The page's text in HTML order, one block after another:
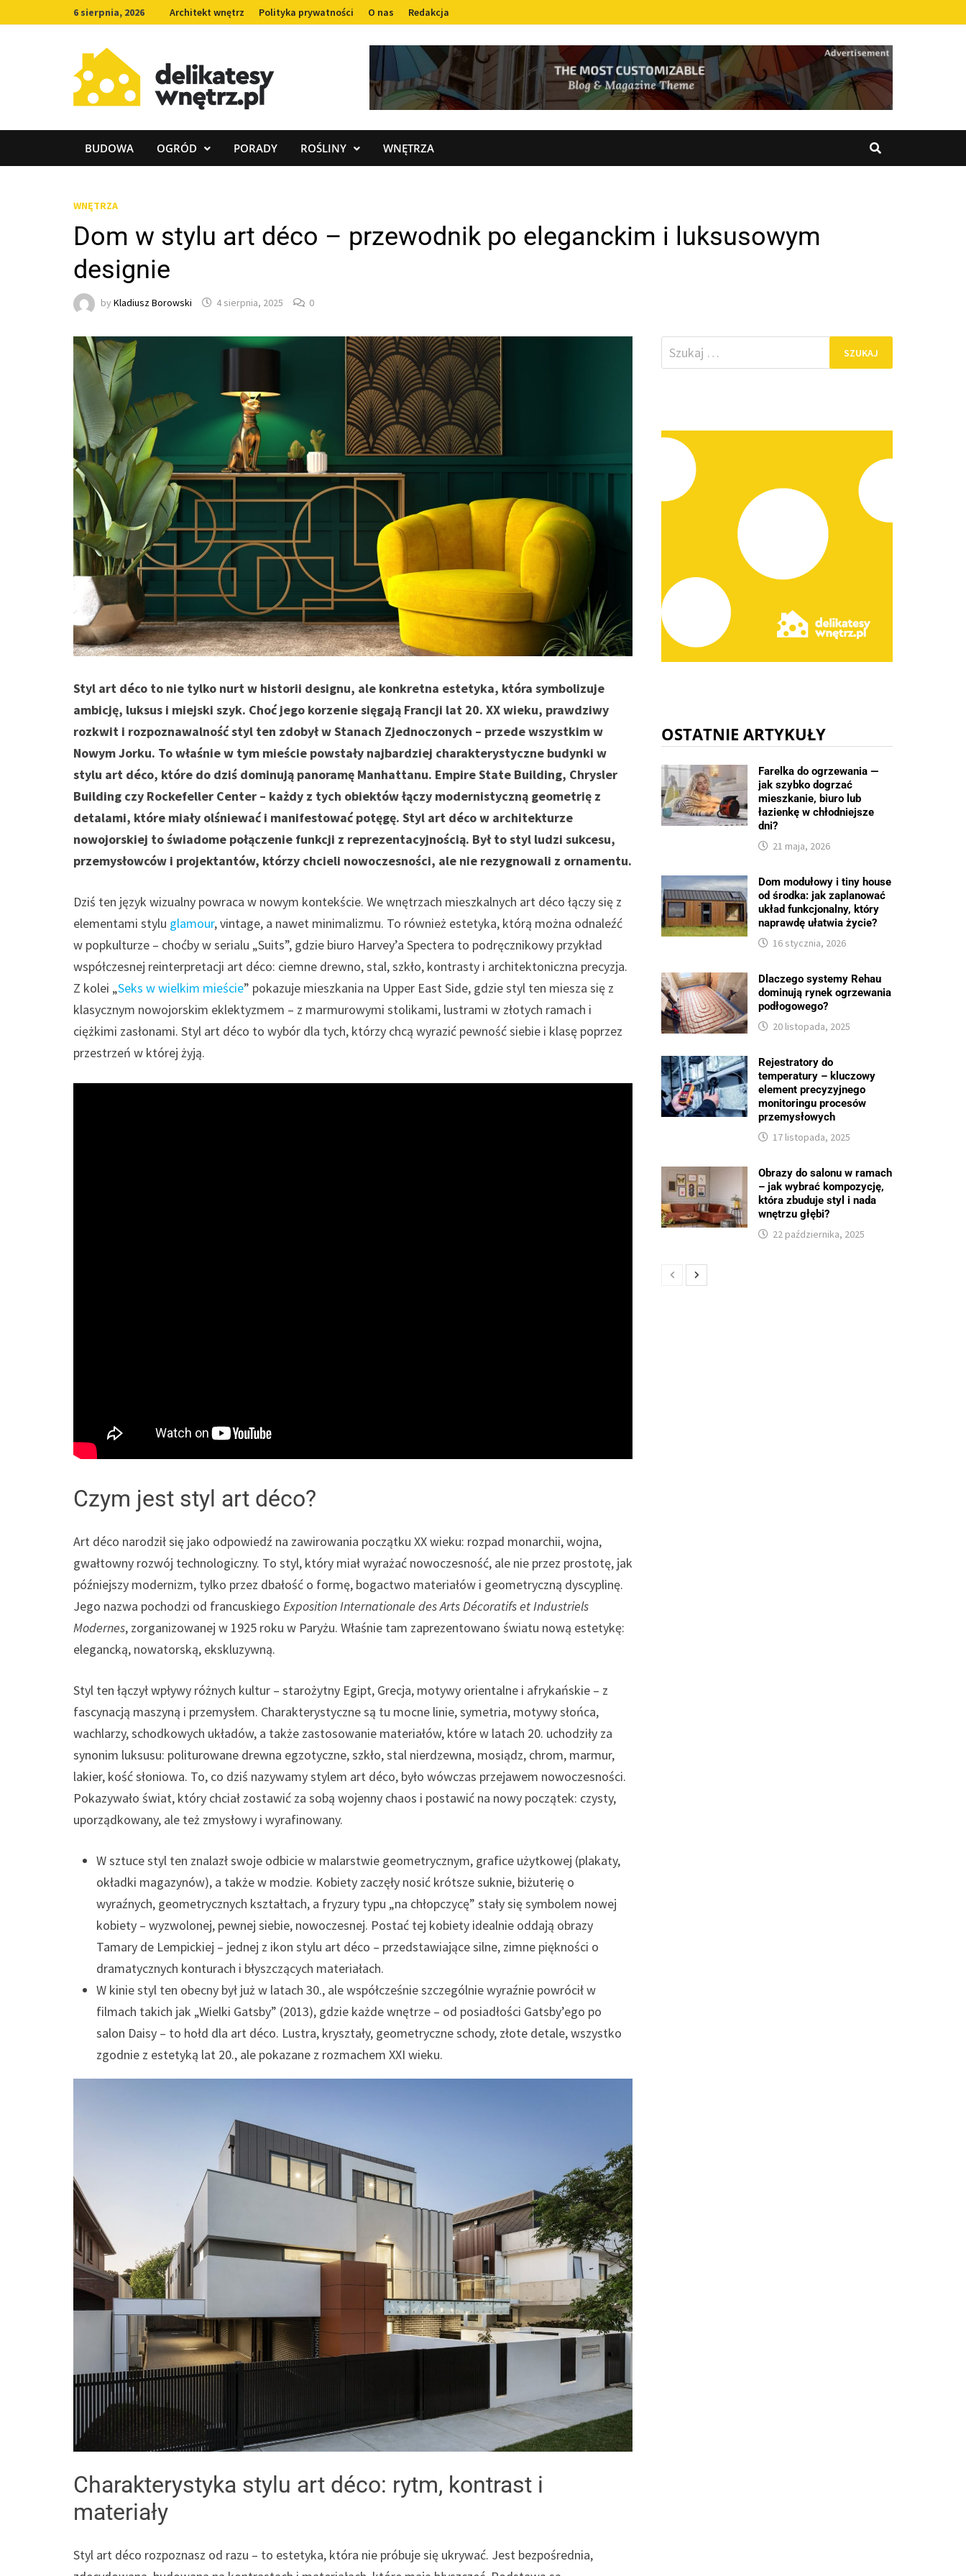
to
6 sierpnia, 2026 Architekt wnętrz Polityka prywatności O nas Redakcja
BUDOWA OGRÓD PORADY ROŚLINY WNĘTRZA
WNĘTRZA
Dom w stylu art déco – przewodnik po eleganckim i luksusowym
designie
by Kladiusz Borowski 4 sierpnia, 2025 0
Styl art déco to nie tylko nurt w historii designu, ale konkretna estetyka, która symbolizuje
ambicję, luksus i miejski szyk. Choć jego korzenie sięgają Francji lat 20. XX wieku, prawdziwy
rozkwit i rozpoznawalność styl ten zdobył w Stanach Zjednoczonych – przede wszystkim w
Nowym Jorku. To właśnie w tym mieście powstały najbardziej charakterystyczne budynki w
stylu art déco, które do dziś dominują panoramę Manhattanu. Empire State Building, Chrysler
Building czy Rockefeller Center – każdy z tych obiektów łączy modernistyczną geometrię z
detalami, które miały olśniewać i manifestować potęgę. Styl art déco w architekturze
nowojorskiej to świadome połączenie funkcji z reprezentacyjnością. Był to styl ludzi sukcesu,
przemysłowców i projektantów, którzy chcieli nowoczesności, ale nie rezygnowali z ornamentu.
Dziś ten język wizualny powraca w nowym kontekście. We wnętrzach mieszkalnych art déco łączy się z
elementami stylu glamour, vintage, a nawet minimalizmu. To również estetyka, którą można odnaleźć
w popkulturze – choćby w serialu „Suits”, gdzie biuro Harvey’a Spectera to podręcznikowy przykład
współczesnej reinterpretacji art déco: ciemne drewno, stal, szkło, kontrasty i architektoniczna precyzja.
Z kolei „Seks w wielkim mieście” pokazuje mieszkania na Upper East Side, gdzie styl ten miesza się z
klasycznym nowojorskim eklektyzmem – z marmurowymi stolikami, lustrami w złotych ramach i
ciężkimi zasłonami. Styl art déco to wybór dla tych, którzy chcą wyrazić pewność siebie i klasę poprzez
przestrzeń w której żyją.
Czym jest styl art déco?
Art déco narodził się jako odpowiedź na zawirowania początku XX wieku: rozpad monarchii, wojna,
gwałtowny rozwój technologiczny. To styl, który miał wyrażać nowoczesność, ale nie przez prostotę, jak
późniejszy modernizm, tylko przez dbałość o formę, bogactwo materiałów i geometryczną dyscyplinę.
Jego nazwa pochodzi od francuskiego Exposition Internationale des Arts Décoratifs et Industriels
Modernes, zorganizowanej w 1925 roku w Paryżu. Właśnie tam zaprezentowano światu nową estetykę:
elegancką, nowatorską, ekskluzywną.
Styl ten łączył wpływy różnych kultur – starożytny Egipt, Grecja, motywy orientalne i afrykańskie – z
fascynacją maszyną i przemysłem. Charakterystyczne są tu mocne linie, symetria, motywy słońca,
wachlarzy, schodkowych układów, a także zastosowanie materiałów, które w latach 20. uchodziły za
synonim luksusu: politurowane drewna egzotyczne, szkło, stal nierdzewna, mosiądz, chrom, marmur,
lakier, kość słoniowa. To, co dziś nazywamy stylem art déco, było wówczas przejawem nowoczesności.
Pokazywało świat, który chciał zostawić za sobą wojenny chaos i postawić na nowy początek: czysty,
uporządkowany, ale też zmysłowy i wyrafinowany.
W sztuce styl ten znalazł swoje odbicie w malarstwie geometrycznym, grafice użytkowej (plakaty,
okładki magazynów), a także w modzie. Kobiety zaczęły nosić krótsze suknie, biżuterię o
wyraźnych, geometrycznych kształtach, a fryzury typu „na chłopczycę” stały się symbolem nowej
kobiety – wyzwolonej, pewnej siebie, nowoczesnej. Postać tej kobiety idealnie oddają obrazy
Tamary de Lempickiej – jednej z ikon stylu art déco – przedstawiające silne, zimne piękności o
dramatycznych konturach i błyszczących materiałach.
W kinie styl ten obecny był już w latach 30., ale współcześnie szczególnie wyraźnie powrócił w
filmach takich jak „Wielki Gatsby” (2013), gdzie każde wnętrze – od posiadłości Gatsby’ego po
salon Daisy – to hołd dla art déco. Lustra, kryształy, geometryczne schody, złote detale, wszystko
zgodnie z estetyką lat 20., ale pokazane z rozmachem XXI wieku.
Charakterystyka stylu art déco: rytm, kontrast i
materiały
Styl art déco rozpoznasz od razu – to estetyka, która nie próbuje się ukrywać. Jest bezpośrednia,
Szukaj:
OSTATNIE ARTYKUŁY
Farelka do ogrzewania —
jak szybko dogrzać
mieszkanie, biuro lub
łazienkę w chłodniejsze
dni?
21 maja, 2026
Dom modułowy i tiny house
od środka: jak zaplanować
układ funkcjonalny, który
naprawdę ułatwia życie?
16 stycznia, 2026
Dlaczego systemy Rehau
dominują rynek ogrzewania
podłogowego?
20 listopada, 2025
Rejestratory do
temperatury – kluczowy
element precyzyjnego
monitoringu procesów
przemysłowych
17 listopada, 2025
Obrazy do salonu w ramach
– jak wybrać kompozycję,
która zbuduje styl i nada
wnętrzu głębi?
22 października, 2025